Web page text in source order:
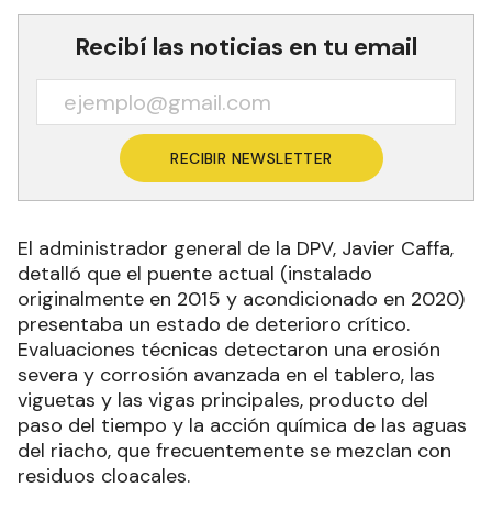
Recibí las noticias en tu email
RECIBIR NEWSLETTER
El administrador general de la DPV, Javier Caffa,
detalló que el puente actual (instalado
originalmente en 2015 y acondicionado en 2020)
presentaba un estado de deterioro crítico.
Evaluaciones técnicas detectaron una erosión
severa y corrosión avanzada en el tablero, las
viguetas y las vigas principales, producto del
paso del tiempo y la acción química de las aguas
del riacho, que frecuentemente se mezclan con
residuos cloacales.